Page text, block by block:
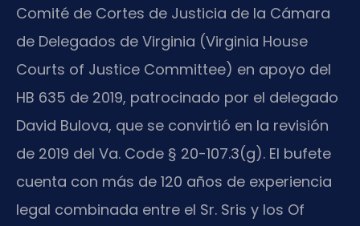
Comité de Cortes de Justicia de la Cámara
de Delegados de Virginia (Virginia House
Courts of Justice Committee) en apoyo del
HB 635 de 2019, patrocinado por el delegado
David Bulova, que se convirtió en la revisión
de 2019 del Va. Code § 20-107.3(g). El bufete
cuenta con más de 120 años de experiencia
legal combinada entre el Sr. Sris y los Of